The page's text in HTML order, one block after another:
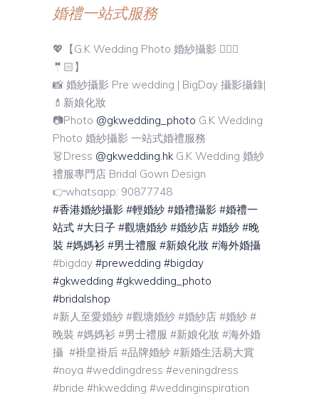
婚禮一站式服務
💖【G.K Wedding Photo 婚紗攝影 👰🏼‍♀️
🤵🏻】
📸 婚紗攝影 Pre wedding | BigDay 攝影攝錄|
💄新娘化妝
📷Photo @gkwedding_photo G.K Wedding
Photo 婚紗攝影 一站式婚禮服務
👗Dress @gkwedding.hk G.K Wedding 婚紗
禮服專門店 Bridal Gown Design
👉whatsapp: 90877748
#香港婚紗攝影 #輕婚紗 #婚禮攝影 #婚禮一
站式 #大日子 #觀塘婚紗 #婚紗店 #婚紗 #晚
裝 #媽媽衫 #男士禮服 #新娘化妝 #海外婚攝
#bigday #prewedding #bigday
#gkwedding #gkwedding_photo
#bridalshop
#新人至愛婚紗 #觀塘婚紗 #婚紗店 #婚紗 #
晚裝 #媽媽衫 #男士禮服 #新娘化妝 #海外婚
攝 #褂皇褂后 #品牌婚紗 #新婚生活易大賞
#noya #weddingdress #eveningdress
#bride #hkwedding #weddinginspiration